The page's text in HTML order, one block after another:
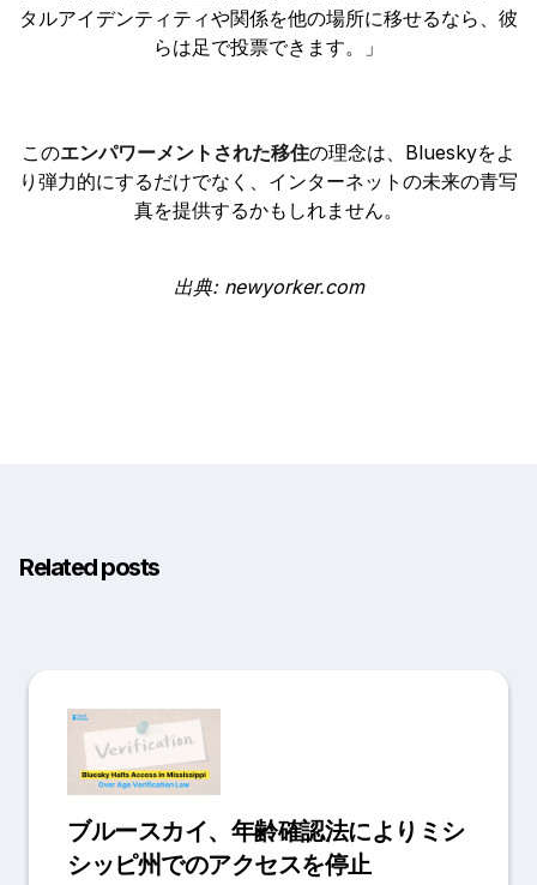
タルアイデンティティや関係を他の場所に移せるなら、彼
らは足で投票できます。」
このエンパワーメントされた移住の理念は、Blueskyをよ
り弾力的にするだけでなく、インターネットの未来の青写
真を提供するかもしれません。
出典: newyorker.com
Related posts
ブルースカイ、年齢確認法によりミシ
シッピ州でのアクセスを停止